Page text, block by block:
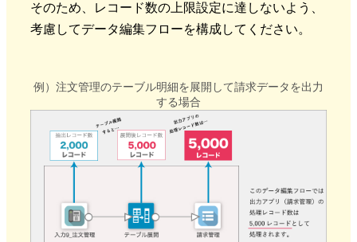
そのため、レコード数の上限設定に達しないよう、
考慮してデータ編集フローを構成してください。
例）注文管理のテーブル明細を展開して請求データを出力
する場合